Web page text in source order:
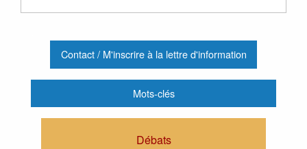
Contact / M'inscrire à la lettre d'information
Mots-clés
Débats